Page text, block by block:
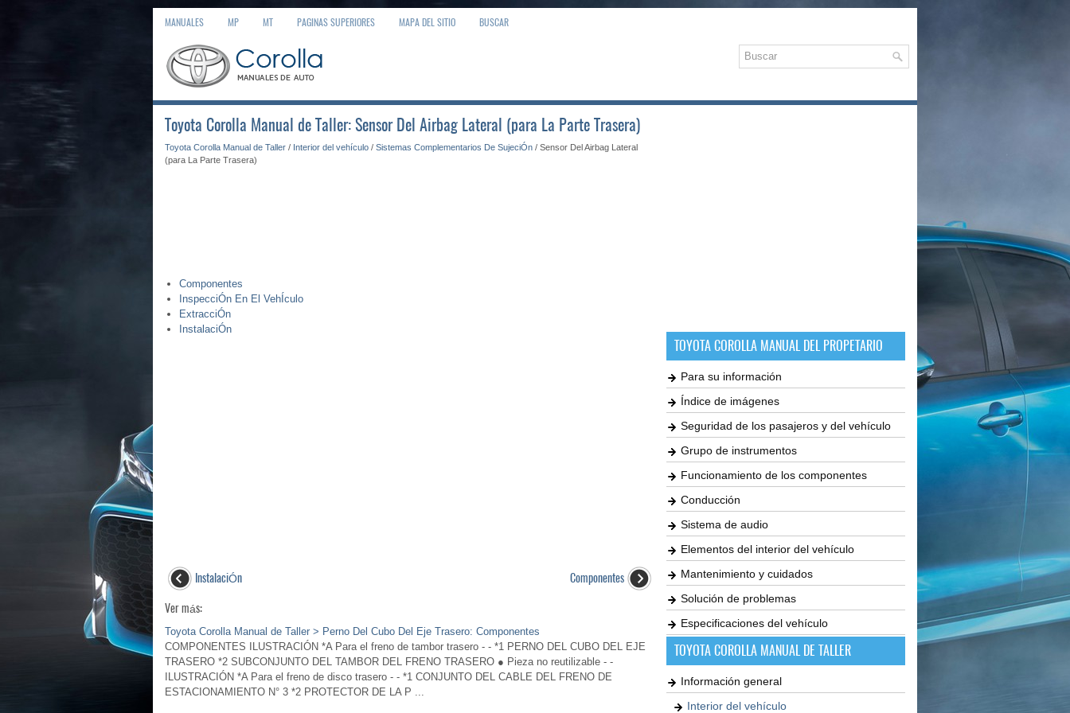
MANUALES MP MT PAGINAS SUPERIORES MAPA DEL SITIO BUSCAR
Toyota Corolla Manual de Taller: Sensor Del Airbag Lateral (para La Parte Trasera)
Toyota Corolla Manual de Taller / Interior del vehículo / Sistemas Complementarios De SujeciÓn / Sensor Del Airbag Lateral
(para La Parte Trasera)
Componentes
InspecciÓn En El VehÍculo
ExtracciÓn
InstalaciÓn
InstalaciÓn
Componentes
Ver más:
Toyota Corolla Manual de Taller > Perno Del Cubo Del Eje Trasero: Componentes
COMPONENTES ILUSTRACIÓN *A Para el freno de tambor trasero - - *1 PERNO DEL CUBO DEL EJE
TRASERO *2 SUBCONJUNTO DEL TAMBOR DEL FRENO TRASERO ● Pieza no reutilizable - -
ILUSTRACIÓN *A Para el freno de disco trasero - - *1 CONJUNTO DEL CABLE DEL FRENO DE
ESTACIONAMIENTO N° 3 *2 PROTECTOR DE LA P ...
TOYOTA COROLLA MANUAL DEL PROPETARIO
Para su información
Índice de imágenes
Seguridad de los pasajeros y del vehículo
Grupo de instrumentos
Funcionamiento de los componentes
Conducción
Sistema de audio
Elementos del interior del vehículo
Mantenimiento y cuidados
Solución de problemas
Especificaciones del vehículo
TOYOTA COROLLA MANUAL DE TALLER
Información general
Interior del vehículo